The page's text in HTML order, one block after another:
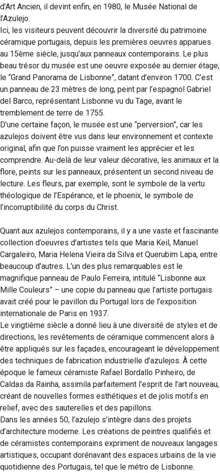
d’Art Ancien, il devint enfin, en 1980, le Musée National de
l’Azulejo.
Ici, les visiteurs peuvent découvrir la diversité du patrimoine
céramique portugais, depuis les premières oeuvres apparues
au 15ème siècle, jusqu’aux panneaux contemporains. Le plus
beau trésor du musée est une oeuvre exposée au dernier étage;
le “Grand Panorama de Lisbonne”, datant d’environ 1700. C’est
un panneau de 23 mètres de long, peint par l’espagnol Gabriel
del Barco, représentant Lisbonne vu du Tage, avant le
tremblement de terre de 1755.
D’une certaine façon, le musée est une “perversion”, car les
azulejos doivent être vus dans leur environnement et contexte
original, afin que l’on puisse vraiment les apprécier et les
comprendre. Au-delà de leur valeur décorative, les animaux et la
flore, peints sur les panneaux, présentent un second niveau de
lecture. Les fleurs, par exemple, sont le symbole de la vertu
théologique de l’Espérance, et le phoenix, le symbole de
l’incorruptibilité du corps du Christ.
Quant aux azulejos contemporains, il y a une vaste et fascinante
collection d’oeuvres d’artistes tels que Maria Keil, Manuel
Cargaleiro, Maria Helena Vieira da Silva et Querubim Lapa, entre
beaucoup d’autres. L’un des plus remarquables est le
magnifique panneau de Paulo Ferreira, intitulé “Lisbonne aux
Mille Couleurs” – une copie du panneau que l’artiste portugais
avait créé pour le pavillon du Portugal lors de l’exposition
internationale de Paris en 1937.
Le vingtième siècle a donné lieu à une diversité de styles et de
directions, les revêtements de céramique commencent alors à
être appliqués sur les façades, encourageant le développement
des techniques de fabrication industrielle d’azulejos. À cette
époque le fameux céramiste Rafael Bordallo Pinheiro, de
Caldas da Rainha, assimila parfaitement l’esprit de l’art nouveau,
créant de nouvelles formes esthétiques et de jolis motifs en
relief, avec des sauterelles et des papillons.
Dans les années 50, l’azulejo s’intègre dans des projets
d’architecture moderne. Les créations de peintres qualifiés et
de céramistes contemporains expriment de nouveaux langages
artistiques, occupant dorénavant des espaces urbains de la vie
quotidienne des Portugais, tel que le métro de Lisbonne.